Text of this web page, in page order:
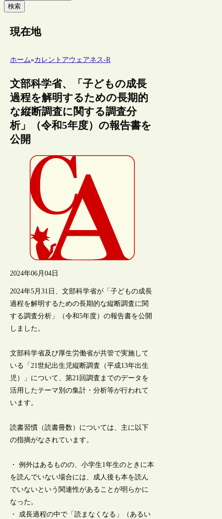
検索
現在地
ホーム»カレントアウェアネス-R
文部科学省、「子どもの成長
過程を解明するための長期的
な縦断調査に関する調査分
析」（令和5年度）の報告書を
公開
2024年06月04日
2024年5月31日、文部科学省が「子どもの成長
過程を解明するための長期的な縦断調査に関
する調査分析」（令和5年度）の報告書を公開
しました。
文部科学省及び厚生労働省が共管で実施して
いる「21世紀出生児縦断調査（平成13年出生
児）」について、第21回調査までのデータを
活用したテーマ別の集計・分析等が行われて
います。
読書習慣（読書冊数）については、主に以下
の指摘がなされています。
・ 例外はあるものの、小学生1年生のときに本
を読んでいない場合には、成人後も本を読ん
でいないという関連性があることが明らかに
なった。
・ 成長過程の中で「読まなくなる」（あるい